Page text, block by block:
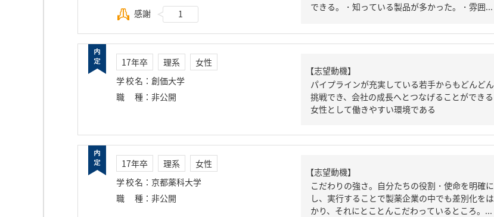
感謝
1
できる。・知っている製品が多かった。・雰囲...
17年卒 理系
女性
学校名 ： 創価大学
職種 ： 非公開
【志望動機】
パイプラインが充実している若手からもどんどん
挑戦でき、会社の成長へとつなげることができる
女性として働きやすい環境である
17年卒 理系
女性
学校名 ： 京都薬科大学
職種 ： 非公開
【志望動機】
こだわりの強さ。自分たちの役割・使命を明確に
し、実行することで製薬企業の中でも差別化をは
かり、それにとことんこだわっているところ。...